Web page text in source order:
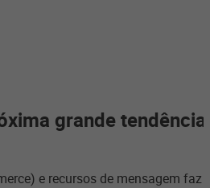
grande tendência
e recursos de mensagem faz